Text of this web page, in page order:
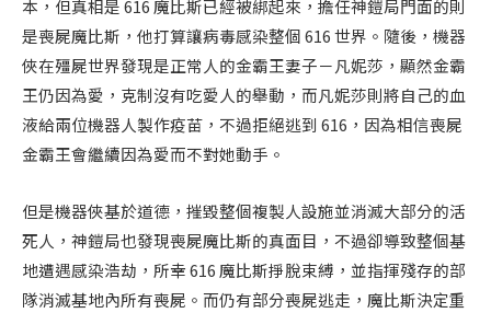
本，但真相是 616 魔比斯已經被綁起來，擔任神鎧局門面的則
是喪屍魔比斯，他打算讓病毒感染整個 616 世界。隨後，機器
俠在殭屍世界發現是正常人的金霸王妻子－凡妮莎，顯然金霸
王仍因為愛，克制沒有吃愛人的舉動，而凡妮莎則將自己的血
液給兩位機器人製作疫苗，不過拒絕逃到 616，因為相信喪屍
金霸王會繼續因為愛而不對她動手。
但是機器俠基於道德，摧毀整個複製人設施並消滅大部分的活
死人，神鎧局也發現喪屍魔比斯的真面目，不過卻導致整個基
地遭遇感染浩劫，所幸 616 魔比斯掙脫束縛，並指揮殘存的部
隊消滅基地內所有喪屍。而仍有部分喪屍逃走，魔比斯決定重